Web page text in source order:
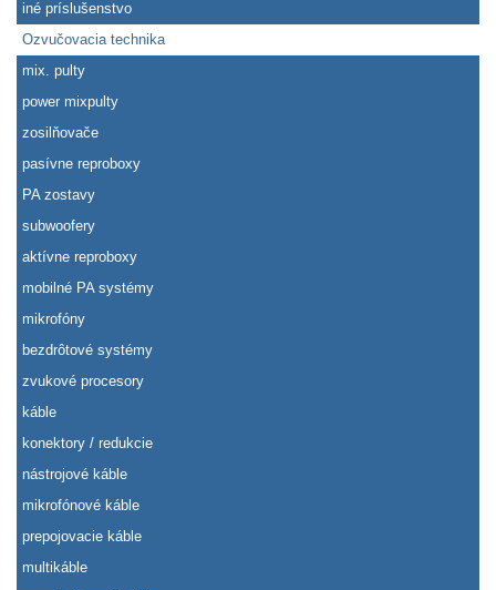
iné príslušenstvo
Ozvučovacia technika
mix. pulty
power mixpulty
zosilňovače
pasívne reproboxy
PA zostavy
subwoofery
aktívne reproboxy
mobilné PA systémy
mikrofóny
bezdrôtové systémy
zvukové procesory
káble
konektory / redukcie
nástrojové káble
mikrofónové káble
prepojovacie káble
multikáble